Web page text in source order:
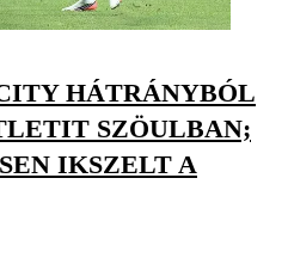
HÁTRÁNYBÓL
SZÖULBAN;
IKSZELT A